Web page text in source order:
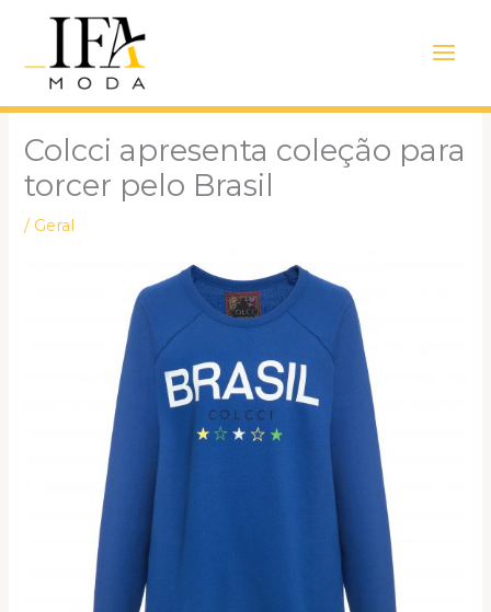
conteúdo
Menu
Colcci apresenta coleção para
torcer pelo Brasil
/ Geral